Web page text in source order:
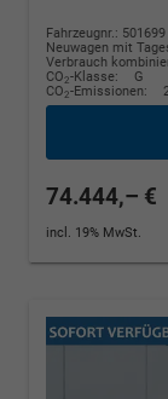
Fahrzeugnr.: 501699
Neuwagen mit
Verbrauch
CO2-Klasse:
G
CO2-Emissionen:
74.444,– €
incl. 19% MwSt.